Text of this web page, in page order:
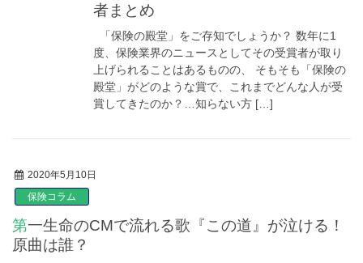
者まとめ
「保険の殿堂」をご存知でしょうか？ 数年に1
度、保険業界のニュースとしてその受賞者が取り
上げられることはあるものの、 そもそも「保険の
殿堂」がどのような賞で、これまでどんな人が受
賞してきたのか？…知らない方 […]
2020年5月10日
保険コラム
第一生命のCMで流れる歌『この道』が泣ける！
原曲は誰？